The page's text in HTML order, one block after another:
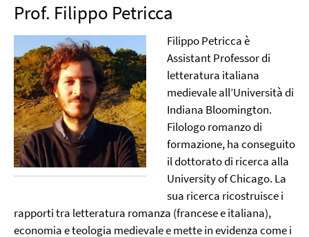
Prof. Filippo Petricca
Filippo Petricca è
Assistant Professor di
letteratura italiana
medievale all’Università di
Indiana Bloomington.
Filologo romanzo di
formazione, ha conseguito
il dottorato di ricerca alla
University of Chicago. La
sua ricerca ricostruisce i
rapporti tra letteratura romanza (francese e italiana),
economia e teologia medievale e mette in evidenza come i